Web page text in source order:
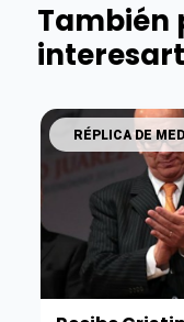
También
RÉPLICA DE